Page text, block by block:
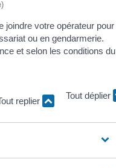
joindre votre opérateur pour
ou en gendarmerie.
et selon les conditions du
replier Tout déplier